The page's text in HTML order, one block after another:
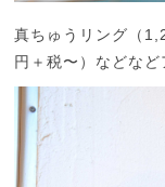
真ちゅうリング（
円＋税〜）などなど